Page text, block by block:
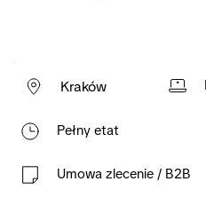
Kraków
Pełny etat
Umowa zlecenie / B2B